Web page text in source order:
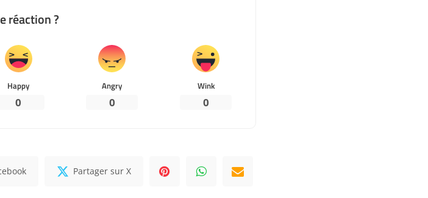
réaction ?
Happy
0
Angry
0
Wink
0
Partager sur X